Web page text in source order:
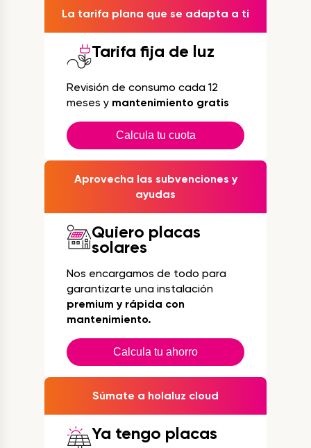
La tarifa plana que se adapta a ti
Tarifa fija de luz
Revisión de consumo cada 12
meses y mantenimiento gratis
Calcula tu cuota
Aprovecha las subvenciones y
ayudas
Quiero placas
solares
Nos encargamos de todo para
garantizarte una instalación
premium y rápida con
mantenimiento.
Calcula tu ahorro
Súmate a holaluz cloud
Ya tengo placas